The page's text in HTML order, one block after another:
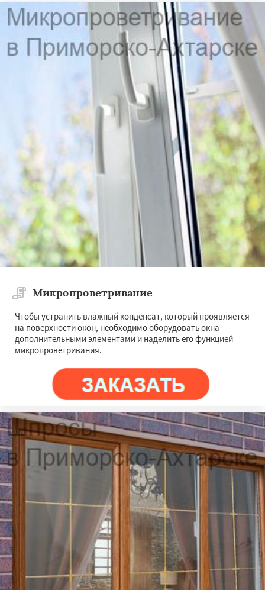
Микропроветривание
Чтобы устранить влажный конденсат, который проявляется
на поверхности окон, необходимо оборудовать окна
дополнительными элементами и наделить его функцией
микропроветривания.